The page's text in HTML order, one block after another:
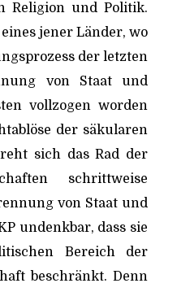
Religion und Politik.
jener Länder, wo
der letzten
von Staat und
vollzogen worden
der säkularen
sich das Rad der
schrittweise
von Staat und
undenkbar, dass sie
Bereich der
beschränkt. Denn